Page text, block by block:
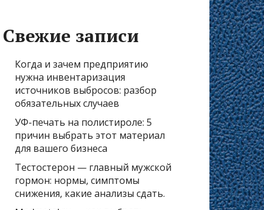
Свежие записи
Когда и зачем предприятию
нужна инвентаризация
источников выбросов: разбор
обязательных случаев
УФ-печать на полистироле: 5
причин выбрать этот материал
для вашего бизнеса
Тестостерон — главный мужской
гормон: нормы, симптомы
снижения, какие анализы сдать.